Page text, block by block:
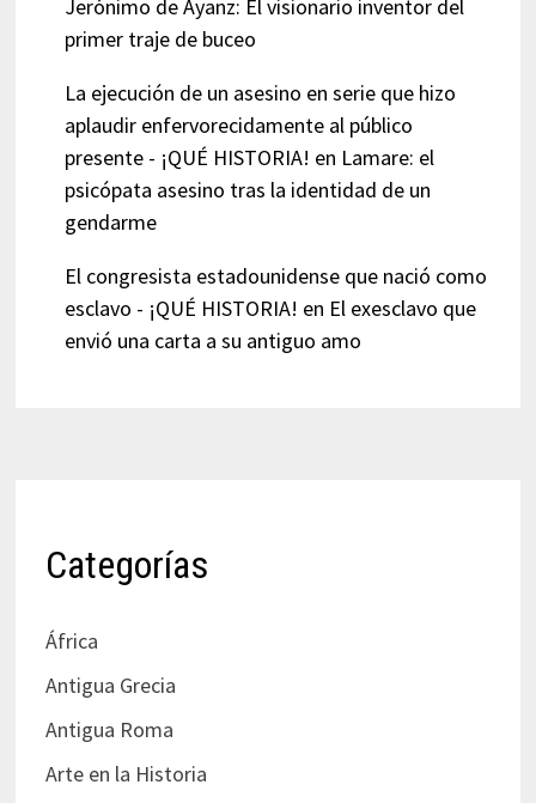
Jerónimo de Ayanz: El visionario inventor del
primer traje de buceo
La ejecución de un asesino en serie que hizo
aplaudir enfervorecidamente al público
presente - ¡QUÉ HISTORIA! en Lamare: el
psicópata asesino tras la identidad de un
gendarme
El congresista estadounidense que nació como
esclavo - ¡QUÉ HISTORIA! en El exesclavo que
envió una carta a su antiguo amo
Categorías
África
Antigua Grecia
Antigua Roma
Arte en la Historia